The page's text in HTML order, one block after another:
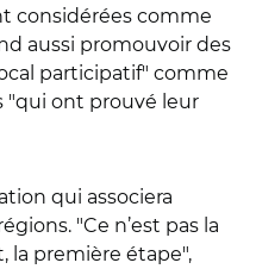
considérées comme
aussi promouvoir des
participatif" comme
"qui ont prouvé leur
qui associera
"Ce n’est pas la
la première étape",